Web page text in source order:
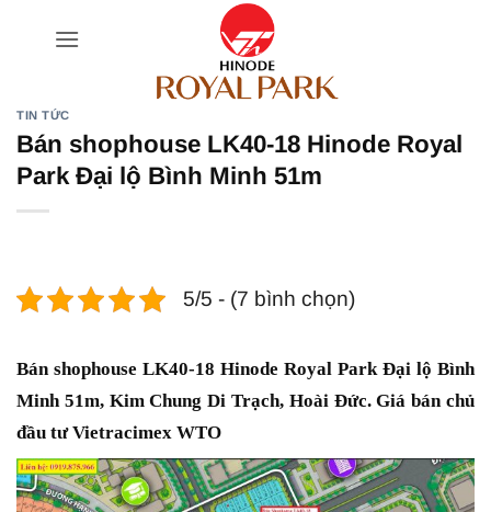
TIN TỨC
Bán shophouse LK40-18 Hinode Royal
Park Đại lộ Bình Minh 51m
5/5 - (7 bình chọn)
Bán shophouse LK40-18 Hinode Royal Park Đại lộ Bình
Minh 51m, Kim Chung Di Trạch, Hoài Đức. Giá bán chủ
đầu tư Vietracimex WTO